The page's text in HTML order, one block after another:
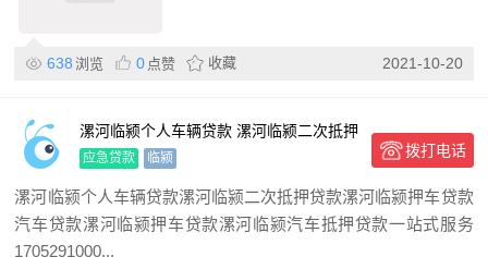
638 浏览 0 点赞 收藏 2021-10-20
漯河临颍个人车辆贷款 漯河临颍二次抵押
贷款 漯河临颍押车贷
应急贷款 临颍 拨打电话
漯河临颍个人车辆贷款漯河临颍二次抵押贷款漯河临颍押车贷款
汽车贷款漯河临颍押车贷款漯河临颍汽车抵押贷款一站式服务
1705291000...